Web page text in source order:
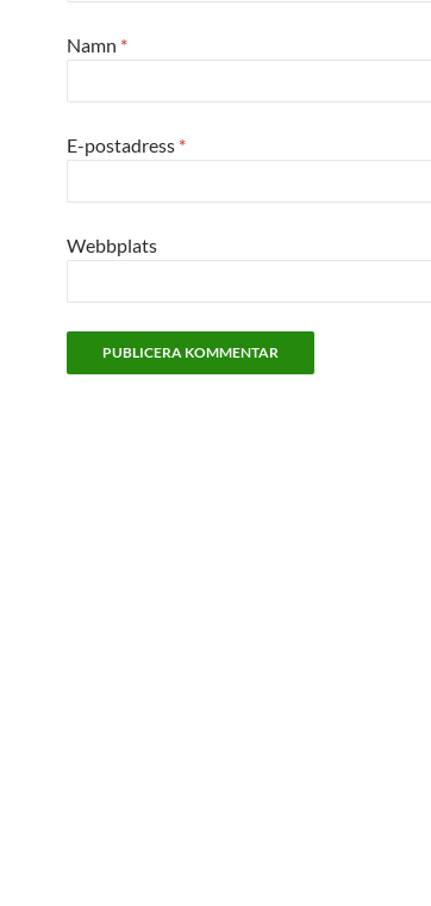
Namn *
E-postadress *
Webbplats